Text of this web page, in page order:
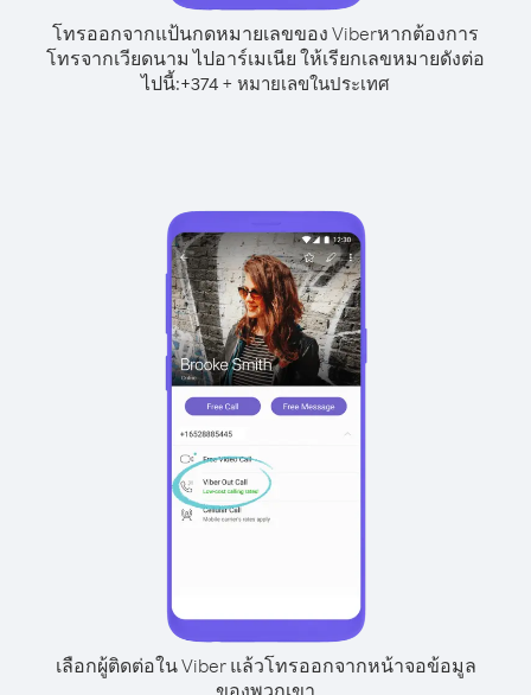
โทรออกจากแป้นกดหมายเลขของ Viberหากต้องการ
โทรจากเวียดนาม ไปอาร์เมเนีย ให้เรียกเลขหมายดังต่อ
ไปนี้:+374 + หมายเลขในประเทศ
เลือกผู้ติดต่อใน Viber แล้วโทรออกจากหน้าจอข้อมูล
ของพวกเขา